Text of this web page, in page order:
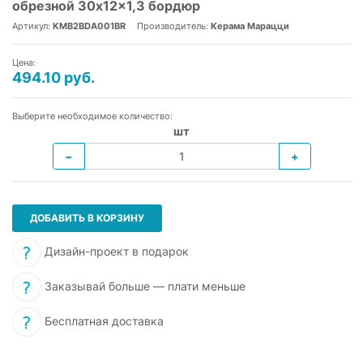
обрезной 30x12x1,3 бордюр
Артикул: KMB2BDA001BR Производитель: Керама Марацци
Цена:
494.10 руб.
Выберите необходимое количество:
шт
−
+
ДОБАВИТЬ В КОРЗИНУ
Дизайн-проект в подарок
Заказывай больше — плати меньше
Бесплатная доставка